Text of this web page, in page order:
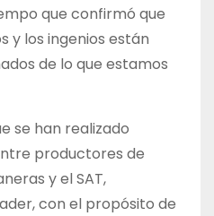
que confirmó que
y los ingenios están
de lo que estamos
se han realizado
productores de
y el SAT,
con el propósito de